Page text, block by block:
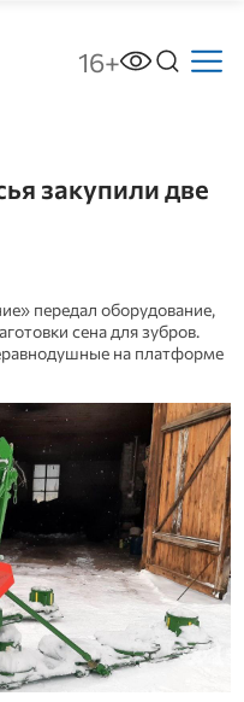
16+
закупили две
передал оборудование,
сена для зубров.
на платформе